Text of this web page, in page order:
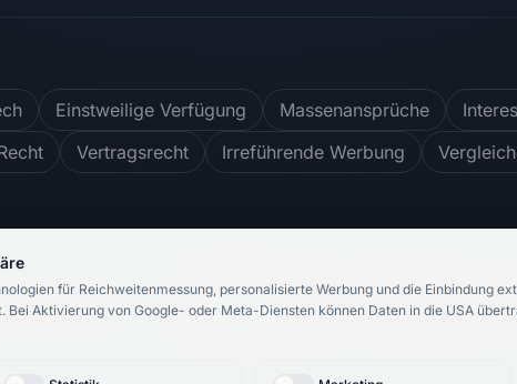
Einstweilige Verfügung Massenansprüche
Vertragsrecht Irreführende Werbung
4.8/ 5 748 Bewertungen
für Reichweitenmessung, personalisierte Werbung und die Einbindung
Bei Aktivierung von Google- oder Meta-Diensten können Daten in die USA